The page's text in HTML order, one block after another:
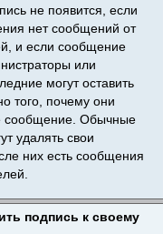
не появится, если
нет сообщений от
и если сообщение
или
могут оставить
того, почему они
сообщение. Обычные
удалять свои
них есть сообщения
подпись к своему